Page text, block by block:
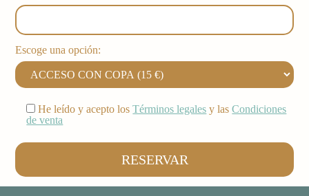
Escoge una opción:
He leído y acepto losTérminos legales y lasCondiciones
de venta